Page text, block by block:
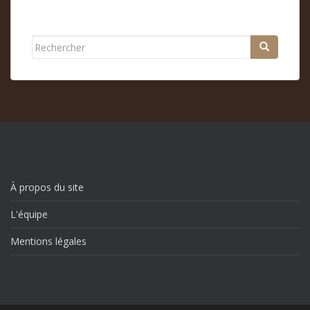
Rechercher...
À propos du site
L'équipe
Mentions légales